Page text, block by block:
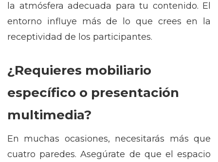
la atmósfera adecuada para tu contenido. El
entorno influye más de lo que crees en la
receptividad de los participantes.
¿Requieres mobiliario
específico o presentación
multimedia?
En muchas ocasiones, necesitarás más que
cuatro paredes. Asegúrate de que el espacio